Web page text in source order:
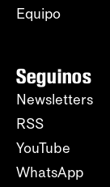
Equipo
Seguinos
Newsletters
RSS
YouTube
WhatsApp